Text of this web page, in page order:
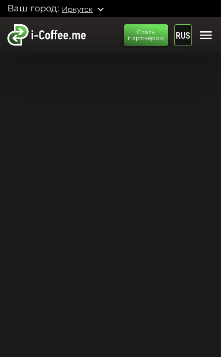
Ваш город: Иркутск expand_more
Стать
партнером
RUS menu